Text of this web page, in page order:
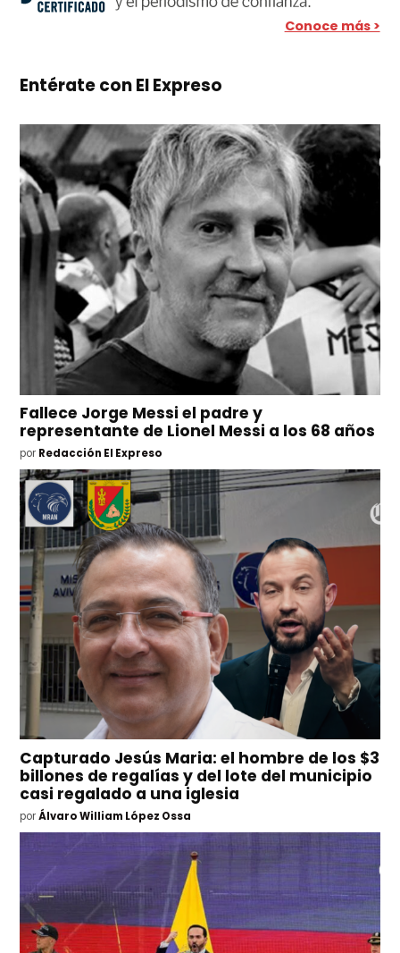
Conoce más >
Entérate con El Expreso
Fallece Jorge Messi el padre y
representante de Lionel Messi a los 68 años
por Redacción El Expreso
Capturado Jesús Maria: el hombre de los $3
billones de regalías y del lote del municipio
casi regalado a una iglesia
por Álvaro William López Ossa